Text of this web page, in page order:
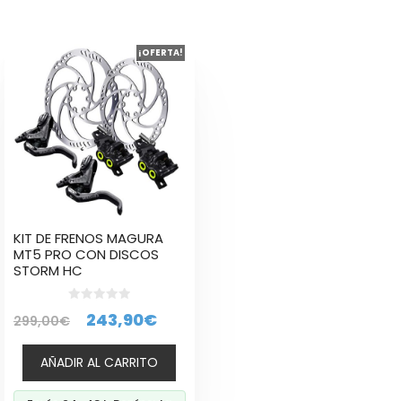
¡OFERTA!
KIT DE FRENOS MAGURA
MT5 PRO CON DISCOS
STORM HC
d
5
299,00€
El
precio
original
era:
243,90€El
precio
actual
es:
AÑADIR AL CARRITO